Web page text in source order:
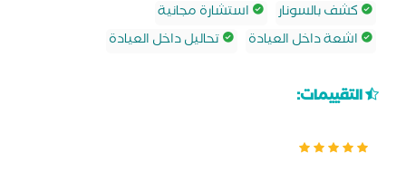
كشف بالسونار
استشارة مجانية
اشعة داخل العيادة
تحاليل داخل العيادة
التقييمات: